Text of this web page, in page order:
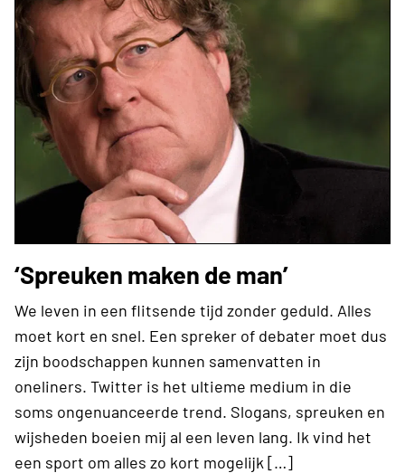
‘Spreuken maken de man’
We leven in een flitsende tijd zonder geduld. Alles
moet kort en snel. Een spreker of debater moet dus
zijn boodschappen kunnen samenvatten in
oneliners. Twitter is het ultieme medium in die
soms ongenuanceerde trend. Slogans, spreuken en
wijsheden boeien mij al een leven lang. Ik vind het
een sport om alles zo kort mogelijk […]